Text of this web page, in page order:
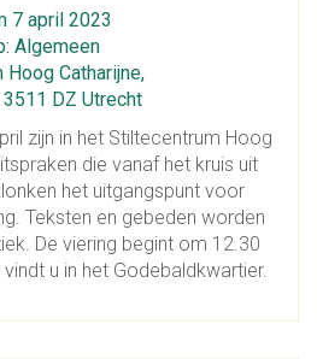
7 april 2023
Algemeen
Catharijne,
DZ Utrecht
zijn in het Stiltecentrum Hoog
die vanaf het kruis uit
het uitgangspunt voor
Teksten en gebeden worden
De viering begint om 12.30
u in het Godebaldkwartier.